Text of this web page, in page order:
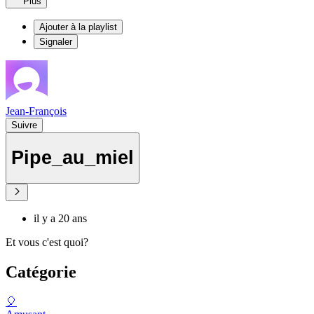
Ajouter à la playlist
Signaler
Jean-François
Suivre
Pipe_au_miel
il y a 20 ans
Et vous c'est quoi?
Catégorie
🎈